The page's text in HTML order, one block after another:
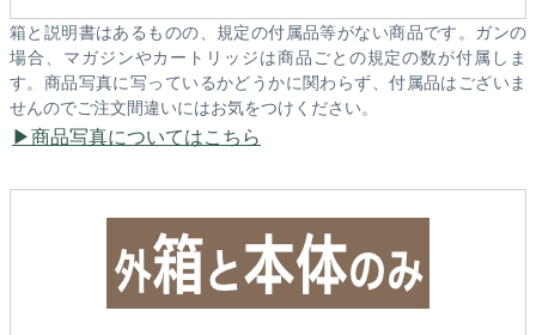
箱と説明書はあるものの、規定の付属品等がない商品です。ガンの
場合、マガジンやカートリッジは商品ごとの規定の数が付属しま
す。商品写真に写っているかどうかに関わらず、付属品はございま
せんのでご注文間違いにはお気をつけください。
商品写真についてはこちら